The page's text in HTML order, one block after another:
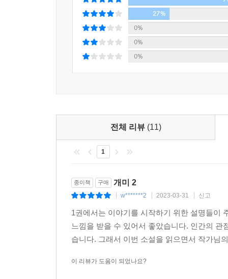
27%
0%
0%
0%
전체 리뷰 (11)
1
종이책 구매 개미 2
w*******2 2023-03-31 신고
1권에서는 이야기를 시작하기 위한 설명들이
느낌을 받을 수 있어서 좋았습니다. 인간의
습니다. 그래서 이번 소설을 읽으면서 작가님
이 리뷰가 도움이 되었나요?